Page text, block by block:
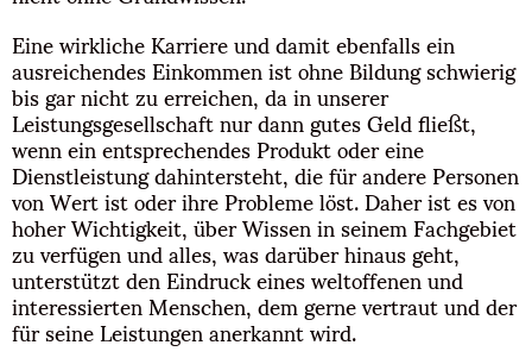
Eine wirkliche Karriere und damit ebenfalls ein
ausreichendes Einkommen ist ohne Bildung schwierig
bis gar nicht zu erreichen, da in unserer
Leistungsgesellschaft nur dann gutes Geld fließt,
wenn ein entsprechendes Produkt oder eine
Dienstleistung dahintersteht, die für andere Personen
von Wert ist oder ihre Probleme löst. Daher ist es von
hoher Wichtigkeit, über Wissen in seinem Fachgebiet
zu verfügen und alles, was darüber hinaus geht,
unterstützt den Eindruck eines weltoffenen und
interessierten Menschen, dem gerne vertraut und der
für seine Leistungen anerkannt wird.